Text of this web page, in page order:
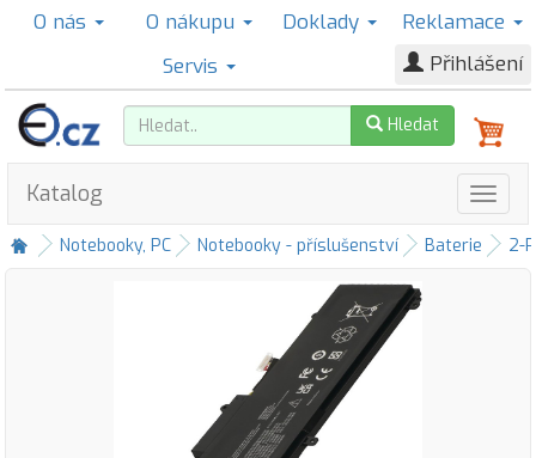
O nás O nákupu Doklady
Reklamace
Servis
Přihlášení
Hledat
Katalog
Notebooky, PC Notebooky - příslušenství Baterie 2-